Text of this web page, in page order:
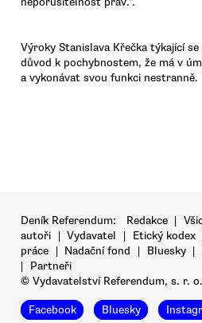
Výroky Stanislava Křečka týkající
důvod k pochybnostem, že má v
a vykonávat svou funkci nestranně.
Deník Referendum: Redakce |
autoři | Vydavatel | Etický kodex
práce | Nadační fond | Bluesky |
|
Partneři
© Vydavatelství Referendum, s. r.
Facebook Bluesky